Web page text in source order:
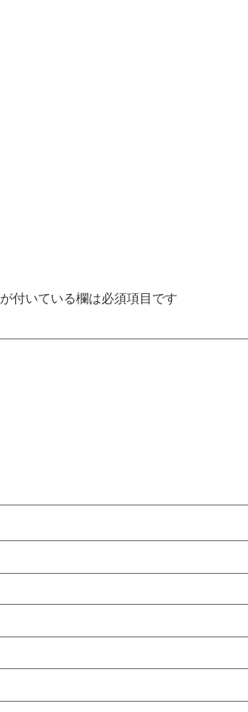
が付いている欄は必須項目です